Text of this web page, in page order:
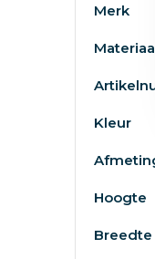
Merk
Kleur
Hoogte
Breedte